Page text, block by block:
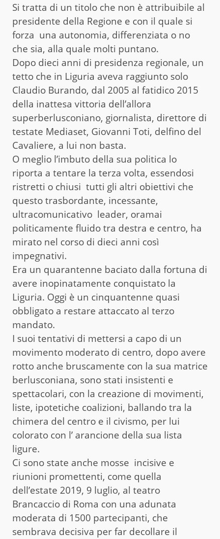
Si tratta di un titolo che non è attribuibile al
presidente della Regione e con il quale si
forza una autonomia, differenziata o no
che sia, alla quale molti puntano.
Dopo dieci anni di presidenza regionale, un
tetto che in Liguria aveva raggiunto solo
Claudio Burando, dal 2005 al fatidico 2015
della inattesa vittoria dell’allora
superberlusconiano, giornalista, direttore di
testate Mediaset, Giovanni Toti, delfino del
Cavaliere, a lui non basta.
O meglio l’imbuto della sua politica lo
riporta a tentare la terza volta, essendosi
ristretti o chiusi tutti gli altri obiettivi che
questo trasbordante, incessante,
ultracomunicativo leader, oramai
politicamente fluido tra destra e centro, ha
mirato nel corso di dieci anni così
impegnativi.
Era un quarantenne baciato dalla fortuna di
avere inopinatamente conquistato la
Liguria. Oggi è un cinquantenne quasi
obbligato a restare attaccato al terzo
mandato.
I suoi tentativi di mettersi a capo di un
movimento moderato di centro, dopo avere
rotto anche bruscamente con la sua matrice
berlusconiana, sono stati insistenti e
spettacolari, con la creazione di movimenti,
liste, ipotetiche coalizioni, ballando tra la
chimera del centro e il civismo, per lui
colorato con l’ arancione della sua lista
ligure.
Ci sono state anche mosse incisive e
riunioni promettenti, come quella
dell’estate 2019, 9 luglio, al teatro
Brancaccio di Roma con una adunata
moderata di 1500 partecipanti, che
sembrava decisiva per far decollare il